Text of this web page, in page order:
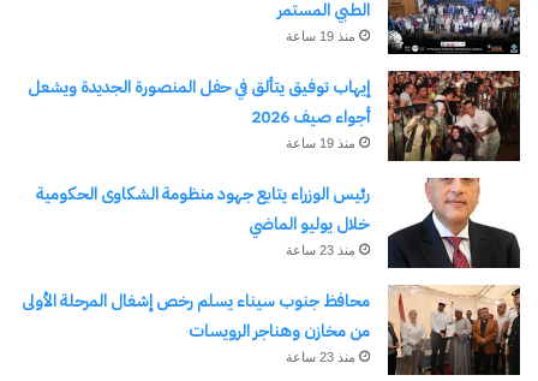
الطبي المستمر
منذ 19 ساعة
إيهاب توفيق يتألق في حفل المنصورة الجديدة ويشعل
أجواء صيف 2026
منذ 19 ساعة
رئيس الوزراء يتابع جهود منظومة الشكاوى الحكومية
خلال يوليو الماضي
منذ 23 ساعة
محافظ جنوب سيناء يسلم رخص إشغال المرحلة الأولى
من مخازن وهناجر الرويسات
منذ 23 ساعة